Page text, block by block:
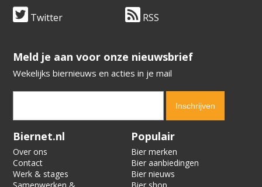
Twitter RSS
​​​​​​​Meld je aan voor onze nieuwsbrief
Wekelijks biernieuws en acties in je mail
Verification code:
Biernet.nl
Over ons
Contact
Werk & stages
Populair
Bier merken
Bier aanbiedingen
Bier nieuws